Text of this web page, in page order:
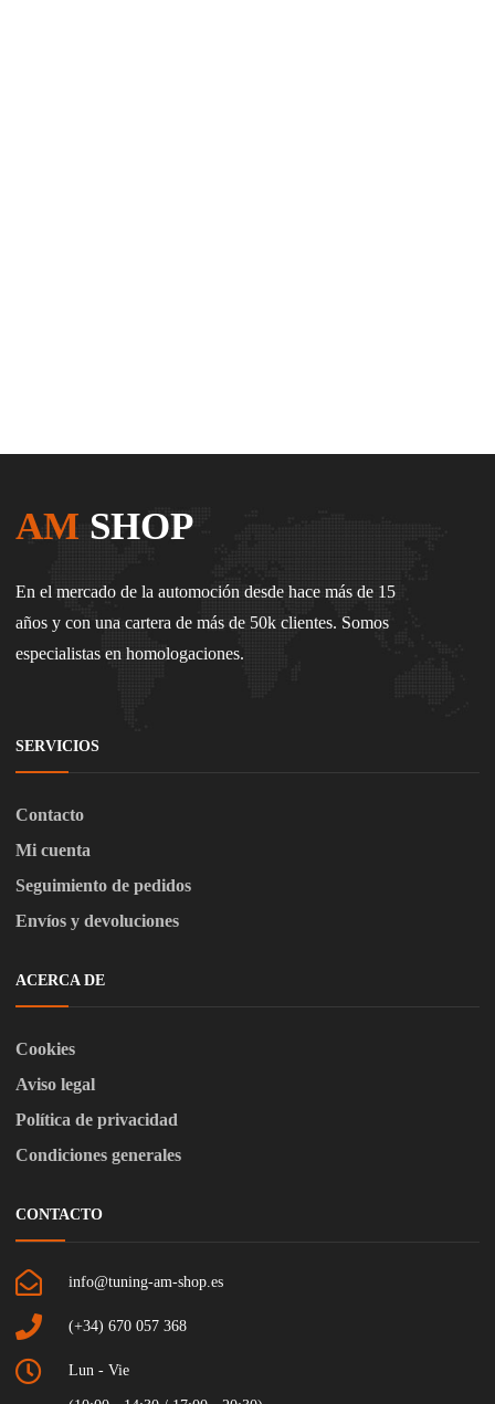
AM SHOP
En el mercado de la automoción desde hace más de 15
años y con una cartera de más de 50k clientes. Somos
especialistas en homologaciones.
SERVICIOS
Contacto
Mi cuenta
Seguimiento de pedidos
Envíos y devoluciones
ACERCA DE
Cookies
Aviso legal
Política de privacidad
Condiciones generales
CONTACTO
info@tuning-am-shop.es
(+34) 670 057 368
Lun - Vie